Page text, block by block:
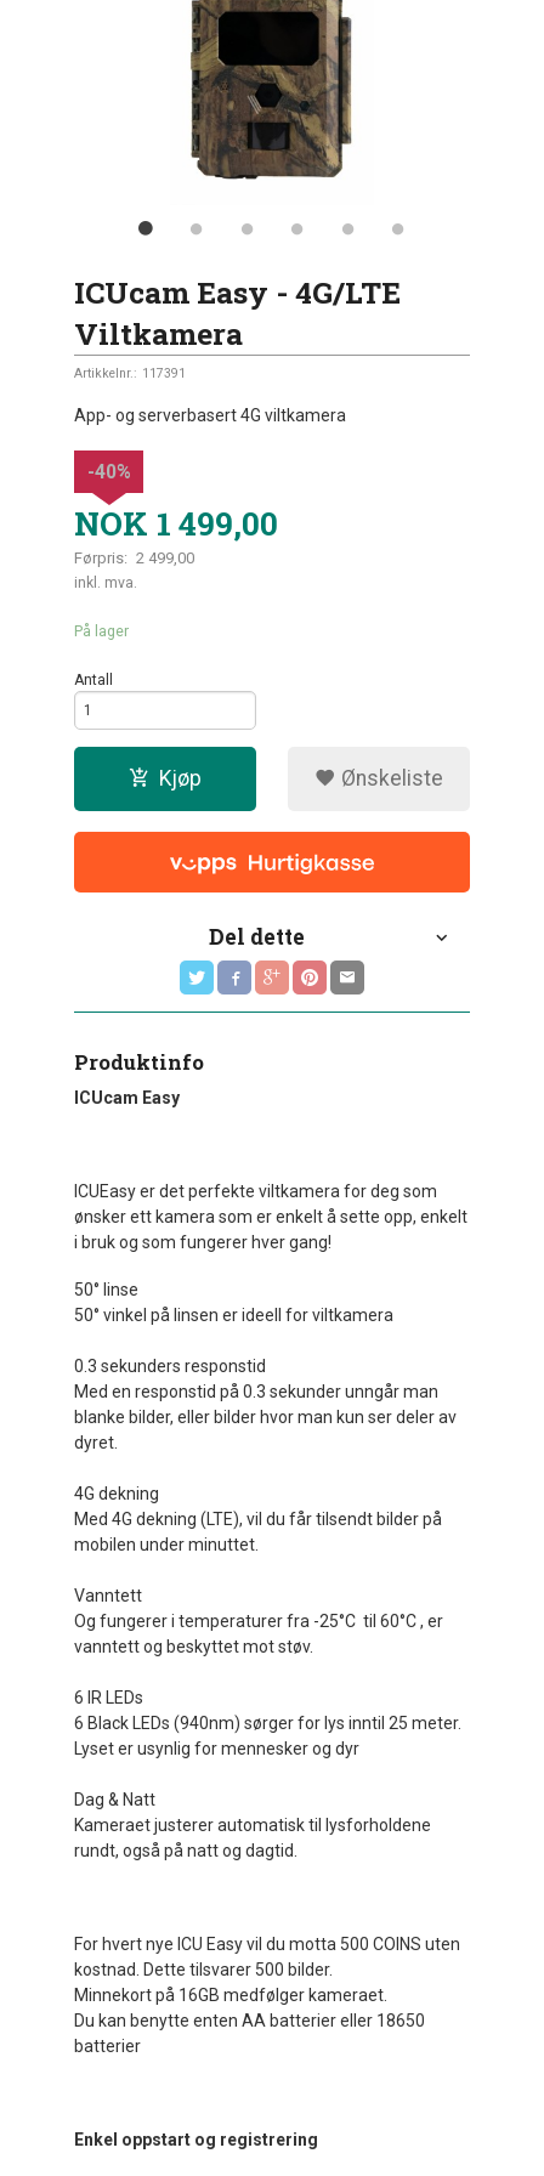
ICUcam Easy - 4G/LTE
Viltkamera
Artikkelnr.: 117391
App- og serverbasert 4G viltkamera
NOK 1 499,00
Førpris: 2 499,00
Rabatt
-40%
inkl. mva.
På lager
Antall
Kjøp Ønskeliste
Del dette
Produktinfo
ICUcam Easy
ICUEasy er det perfekte viltkamera for deg som
ønsker ett kamera som er enkelt å sette opp, enkelt
i bruk og som fungerer hver gang!
50° linse
50° vinkel på linsen er ideell for viltkamera
0.3 sekunders responstid
Med en responstid på 0.3 sekunder unngår man
blanke bilder, eller bilder hvor man kun ser deler av
dyret.
4G dekning
Med 4G dekning (LTE), vil du får tilsendt bilder på
mobilen under minuttet.
Vanntett
Og fungerer i temperaturer fra -25°C til 60°C , er
vanntett og beskyttet mot støv.
6 IR LEDs
6 Black LEDs (940nm) sørger for lys inntil 25 meter.
Lyset er usynlig for mennesker og dyr
Dag & Natt
Kameraet justerer automatisk til lysforholdene
rundt, også på natt og dagtid.
For hvert nye ICU Easy vil du motta 500 COINS uten
kostnad. Dette tilsvarer 500 bilder.
Minnekort på 16GB medfølger kameraet.
Du kan benytte enten AA batterier eller 18650
batterier
Enkel oppstart og registrering